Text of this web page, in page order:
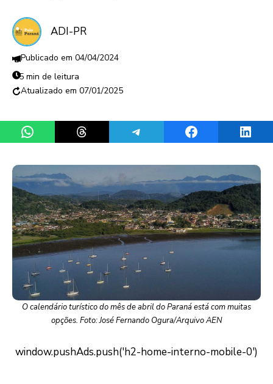
ADI-PR
04/04/2024
5 min de leitura
07/01/2025
Share on WhatsAppShare on ThreadsShare on TelegramShare on Facebook
O calendário turístico do mês de abril do Paraná está com muitas
opções. Foto: José Fernando Ogura/Arquivo AEN